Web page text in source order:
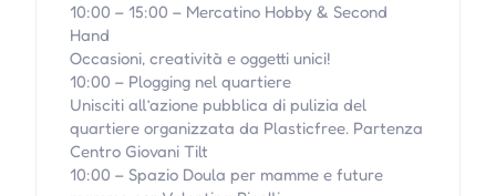
10:00 – 15:00 – Mercatino Hobby & Second
Hand
Occasioni, creatività e oggetti unici!
10:00 – Plogging nel quartiere
Unisciti all’azione pubblica di pulizia del
quartiere organizzata da Plasticfree. Partenza
Centro Giovani Tilt
10:00 – Spazio Doula per mamme e future